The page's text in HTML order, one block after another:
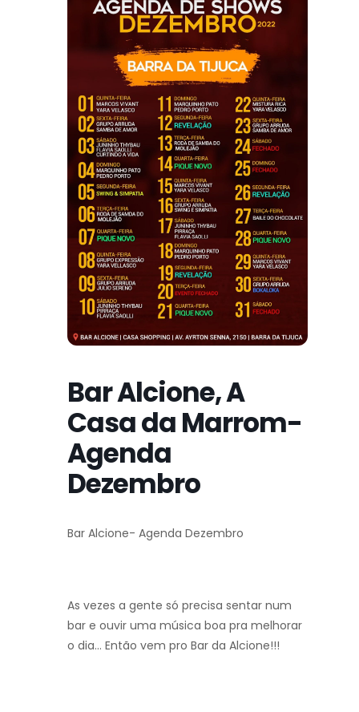
Bar Alcione, A
Casa da Marrom-
Agenda
Dezembro
Bar Alcione- Agenda Dezembro
As vezes a gente só precisa sentar num
bar e ouvir uma música boa pra melhorar
o dia… Então vem pro Bar da Alcione!!!